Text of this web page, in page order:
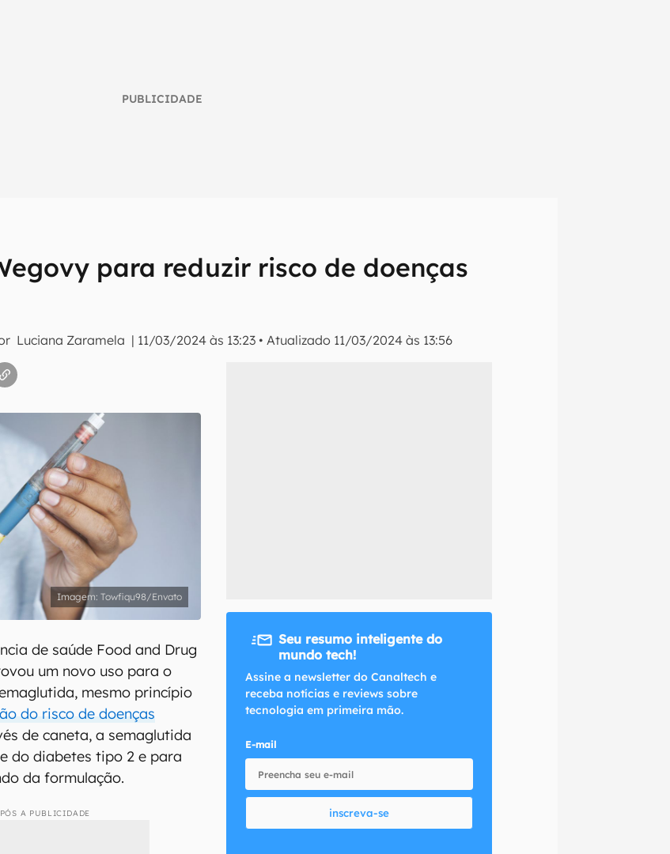
PUBLICIDADE
para reduzir risco de doenças
Luciana Zaramela | 11/03/2024 às 13:23 •Atualizado 11/03/2024 às 13:56
do mundo tech!
e receba notícias e reviews sobre tecnologia em primeira
e concordo com os Termos de Uso e Política de Privacidade do Canaltech.
Towfiqu98/Envato
de saúde Food and Drug
um novo uso para o
mesmo princípio
do risco de doenças
de caneta, a semaglutida
do diabetes tipo 2 e para
da formulação.
A PUBLICIDADE
Seu resumo inteligente do
mundo tech!
Assine a newsletter do Canaltech e
receba notícias e reviews sobre
tecnologia em primeira mão.
E-mail
inscreva-se